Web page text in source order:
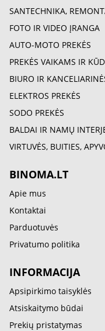
SANTECHNIKA,
FOTO IR VIDEO ĮRANGA
AUTO-MOTO PREKĖS
PREKĖS VAIKAMS IR
BIURO IR
ELEKTROS PREKĖS
SODO PREKĖS
BALDAI IR NAMŲ
VIRTUVĖS, BUITIES,
BINOMA.LT
Apie mus
Kontaktai
Parduotuvės
Privatumo politika
INFORMACIJA
Apsipirkimo taisyklės
Atsiskaitymo būdai
Prekių pristatymas